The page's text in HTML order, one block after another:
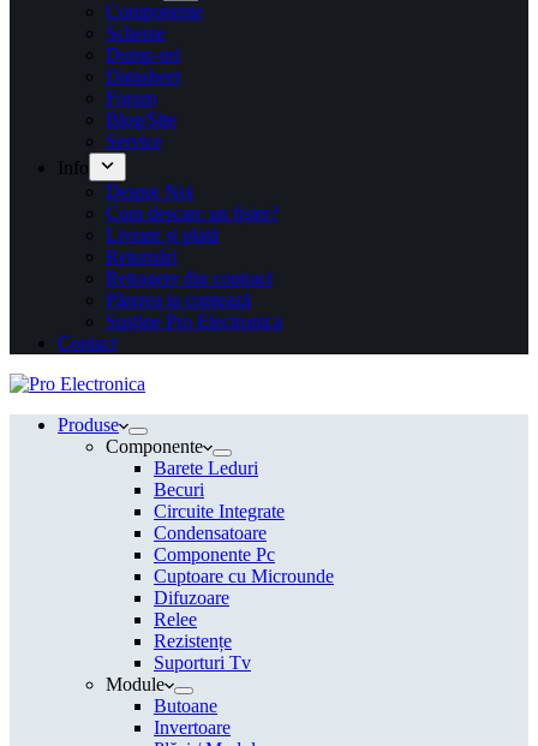
Componente
Scheme
Dump-uri
Datasheet
Forum
Blog/Site
Service
Info
Despre Noi
Cum descarc un fişier?
Livrare și plată
Returnări
Retragere din contract
Părerea ta contează
Susține Pro Electronica
Contact
Produse
Componente
Barete Leduri
Becuri
Circuite Integrate
Condensatoare
Componente Pc
Cuptoare cu Microunde
Difuzoare
Relee
Rezistențe
Suporturi Tv
Module
Butoane
Invertoare